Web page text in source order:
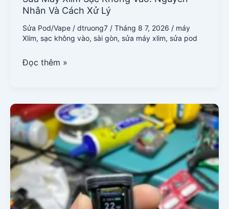
Nhân Và Cách Xử Lý
Sửa Pod/Vape / dtruong7 / Tháng 8 7, 2026 / máy
Xlim, sạc không vào, sài gòn, sửa máy xlim, sửa pod
Đọc thêm »
Thay
Pin
Pod
Sài
Gòn:
Máy
Tụt
Pin